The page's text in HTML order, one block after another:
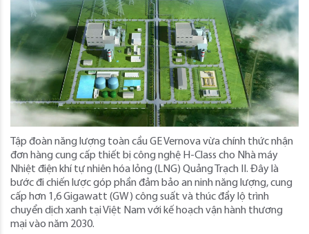
Tập đoàn năng lượng toàn cầu GE Vernova vừa chính thức nhận
đơn hàng cung cấp thiết bị công nghệ H-Class cho Nhà máy
Nhiệt điện khí tự nhiên hóa lỏng (LNG) Quảng Trạch II. Đây là
bước đi chiến lược góp phần đảm bảo an ninh năng lượng, cung
cấp hơn 1,6 Gigawatt (GW) công suất và thúc đẩy lộ trình
chuyển dịch xanh tại Việt Nam với kế hoạch vận hành thương
mại vào năm 2030.